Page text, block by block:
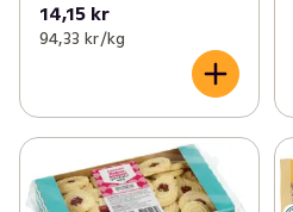
14,15 kr
94,33 kr /kg